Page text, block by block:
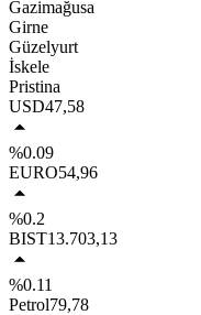
Gazimağusa
Girne
Güzelyurt
İskele
Pristina
USD47,58
%0.09
EURO54,96
%0.2
BIST13.703,13
%0.11
Petrol79,78